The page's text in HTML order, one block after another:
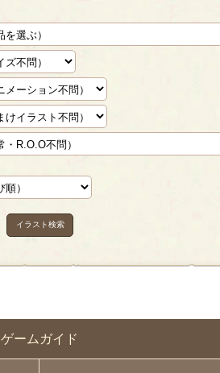
ゲームガイド
イラスト検索